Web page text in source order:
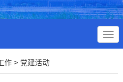
作 > 党建活动